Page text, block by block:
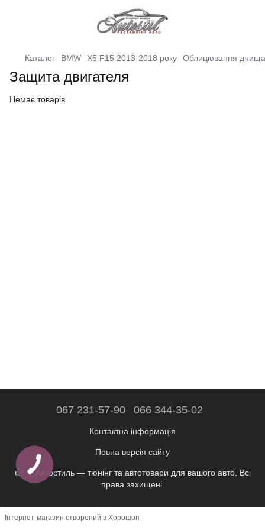
Каталог BMW X5 F15 2013-2018 року Облицювання днища
Защита двигателя
Немає товарів
067 231-57-90 066 344-35-02
Контактна інформація
Повна версія сайту
👉 © Автостиль — тюнінг та автотовари для вашого авто. Всі
права захищені.
Інтернет-магазин створений з Хорошоп